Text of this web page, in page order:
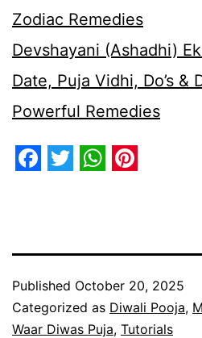
Zodiac Remedies
Devshayani (Ashadhi)
Date, Puja Vidhi, Do’s &
Powerful Remedies
Published October 20, 2025
Categorized as Diwali Pooja,
Waar Diwas Puja, Tutorials